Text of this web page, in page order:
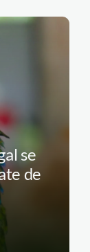
se
de